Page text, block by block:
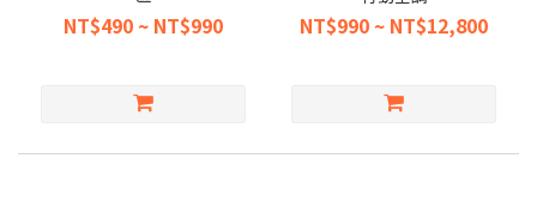
NT$490 ~ NT$990 NT$990 ~ NT$12,800